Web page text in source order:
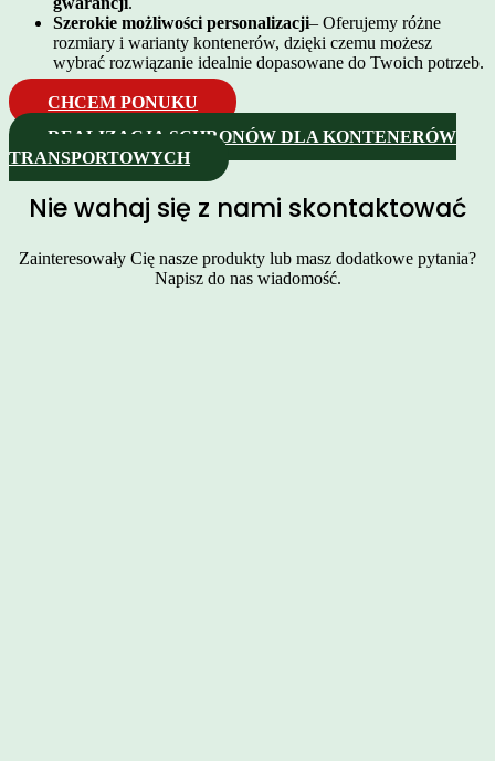
Szerokie możliwości personalizacji– Oferujemy różne
rozmiary i warianty kontenerów, dzięki czemu możesz
wybrać rozwiązanie idealnie dopasowane do Twoich potrzeb.
CHCEM PONUKU
REALIZACJA SCHRONÓW DLA KONTENERÓW
TRANSPORTOWYCH
Nie wahaj się z nami skontaktować
Zainteresowały Cię nasze produkty lub masz dodatkowe pytania?
Napisz do nas wiadomość.